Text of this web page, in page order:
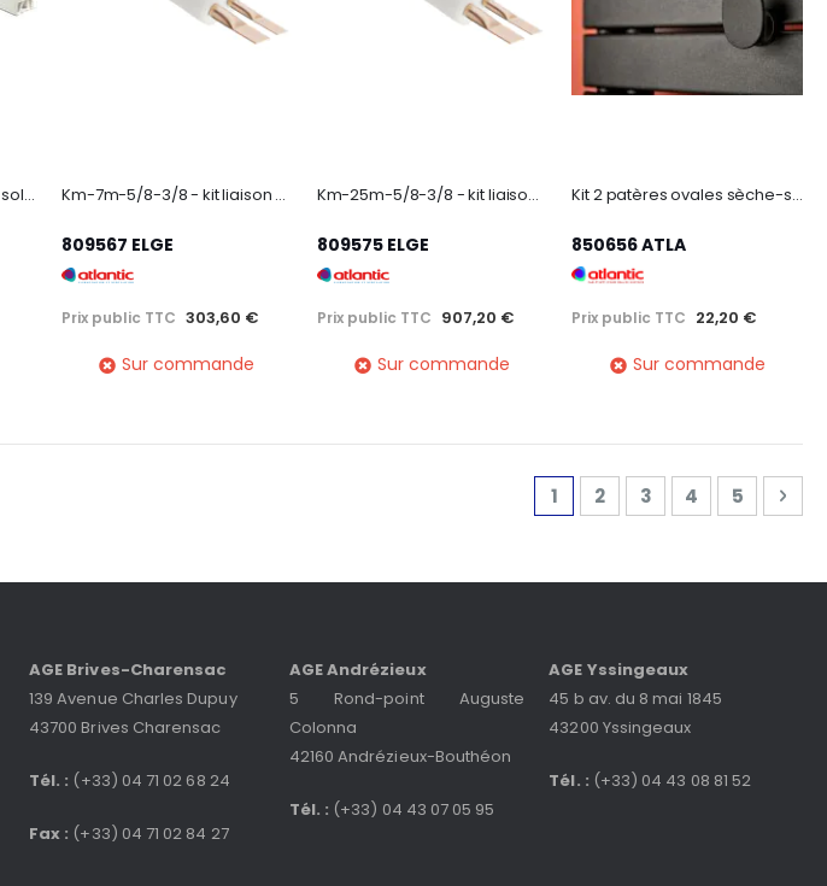
Sfb 450 (par 2) - support sol 450mm (par 2) Km-7m-5/8-3/8 - kit liaison m1-7m-5/8-3/8
809567 ELGE
Prix public TTC 303,60 €
Sur commande
Km-25m-5/8-3/8 - kit liaison m1-25m-5/8-3/8
809575 ELGE
Prix public TTC 907,20 €
Sur commande
Kit 2 patères ovales sèche-serviettes à lames adélis et nefertiti beige
850656 ATLA
Prix public TTC 22,20 €
Sur commande
Page
Vous lisez actuellement la
1 Page
2 Page
3 Page
4 Page
5
AGE Brives-Charensac
139 Avenue Charles Dupuy
43700 Brives Charensac
Tél. : (+33) 04 71 02 68 24
Fax : (+33) 04 71 02 84 27
AGE Andrézieux
5 Rond-point Auguste
Colonna
42160 Andrézieux-Bouthéon
Tél. : (+33) 04 43 07 05 95
AGE Yssingeaux
45 b av. du 8 mai 1845
43200 Yssingeaux
Tél. : (+33) 04 43 08 81 52